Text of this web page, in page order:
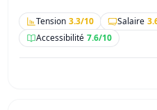
Tension 3.3/10 Salaire
Accessibilité 7.6/10